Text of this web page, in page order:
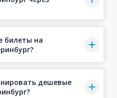
билеты на
дешевые